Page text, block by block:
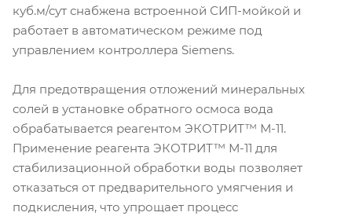
куб.м/сут снабжена встроенной СИП-мойкой и
работает в автоматическом режиме под
управлением контроллера Siemens.
Для предотвращения отложений минеральных
солей в установке обратного осмоса вода
обрабатывается реагентом ЭКОТРИТ™ М-11.
Применение реагента ЭКОТРИТ™ М-11 для
стабилизационной обработки воды позволяет
отказаться от предварительного умягчения и
подкисления, что упрощает процесс